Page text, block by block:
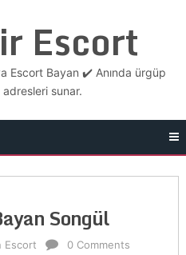
Escort
Escort Bayan ✔️ Anında ürgüp
sunar.
Songül
Escort 0 Comments